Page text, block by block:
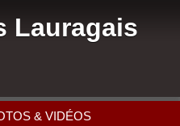
Lauragais
& VIDÉOS